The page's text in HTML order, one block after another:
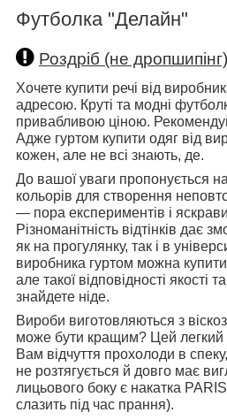
Футболка "Делайн"
Роздріб (не
Хочете купити речі від
адресою. Круті та модні
привабливою ціною.
Адже гуртом купити одяг від
кожен, але не всі знають, де.
До вашої уваги пропонується
кольорів для створення
— пора експериментів і
Різноманітність відтінків дає
як на прогулянку, так і в
виробника гуртом можна
але такої відповідності якості
знайдете ніде.
Вироби виготовляються з
може бути кращим? Цей легкий
Вам відчуття прохолоди в
не розтягується й довго має
лицьового боку є накатка
слазить під час прання).